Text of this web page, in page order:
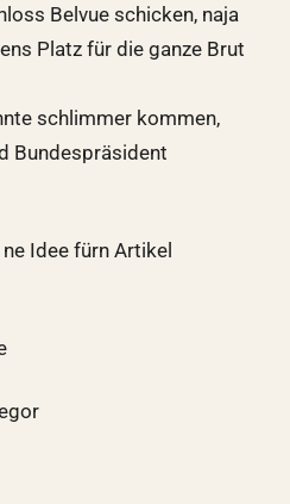
Belvue schicken, naja
Platz für die ganze Brut
schlimmer kommen,
Bundespräsident
Idee fürn Artikel